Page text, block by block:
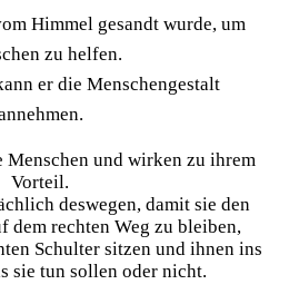
Himmel gesandt wurde, um
zu helfen.
er die Menschengestalt
und wirken zu ihrem
Vorteil.
deswegen, damit sie den
dem rechten Weg zu bleiben,
Schulter sitzen und ihnen ins
sie tun sollen oder nicht.